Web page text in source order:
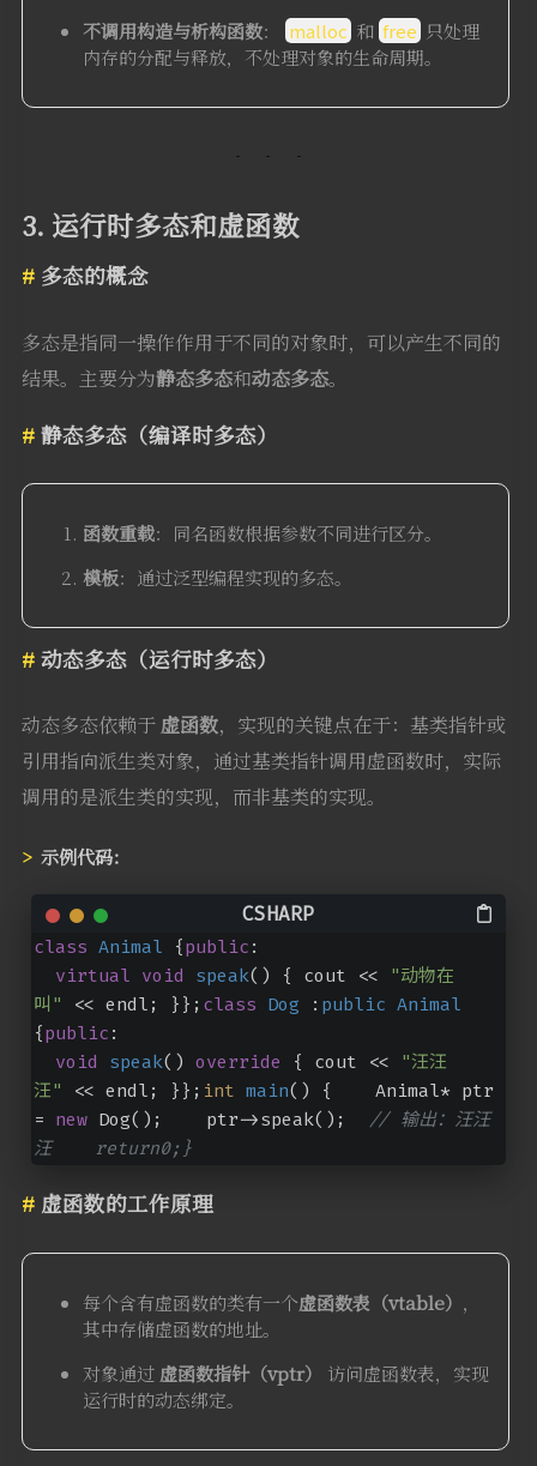
不调用构造与析构函数： malloc和 free只处理
内存的分配与释放，不处理对象的生命周期。
3. 运行时多态和虚函数
多态的概念
多态是指同一操作作用于不同的对象时，可以产生不同的
结果。主要分为静态多态和动态多态。
静态多态（编译时多态）
函数重载：同名函数根据参数不同进行区分。
模板：通过泛型编程实现的多态。
动态多态（运行时多态）
动态多态依赖于 虚函数，实现的关键点在于：基类指针或
引用指向派生类对象，通过基类指针调用虚函数时，实际
调用的是派生类的实现，而非基类的实现。
示例代码：
class Animal {public :
virtual void speak() { cout << "动物在
叫" << endl; }}; class Dog : public Animal
{public :
void speak() override { cout << "汪汪
汪" << endl; }}; int main() {    Animal* ptr
= new Dog();    ptr->speak(); // 输出：汪汪
汪    return0;}
虚函数的工作原理
每个含有虚函数的类有一个虚函数表（vtable） ，
其中存储虚函数的地址。
对象通过 虚函数指针（vptr）
访问虚函数表，实现
运行时的动态绑定。